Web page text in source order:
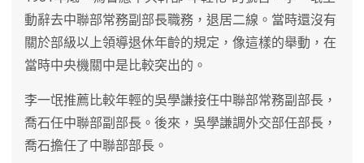
動辭去中聯部常務副部長職務，退居二線。當時還沒有
關於部級以上領導退休年齡的規定，像這樣的舉動，在
當時中央機關中是比較突出的。
李一氓推薦比較年輕的吳學謙接任中聯部常務副部長，
喬石任中聯部副部長。後來，吳學謙調外交部任部長，
喬石擔任了中聯部部長。